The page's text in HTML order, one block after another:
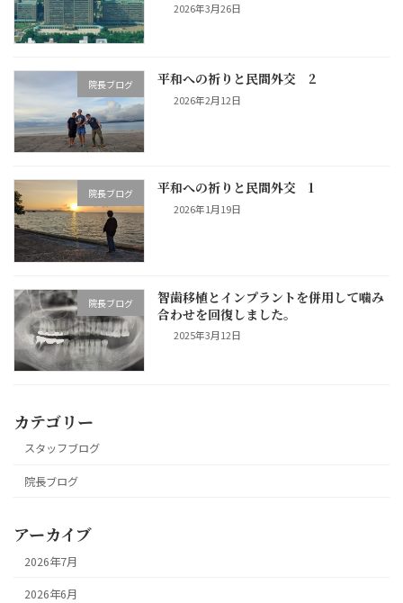
2026年3月26日
院長ブログ 平和への祈りと民間外交 2
2026年2月12日
院長ブログ 平和への祈りと民間外交 1
2026年1月19日
院長ブログ
智歯移植とインプラントを併用して噛み
合わせを回復しました。
2025年3月12日
カテゴリー
スタッフブログ
院長ブログ
アーカイブ
2026年7月
2026年6月